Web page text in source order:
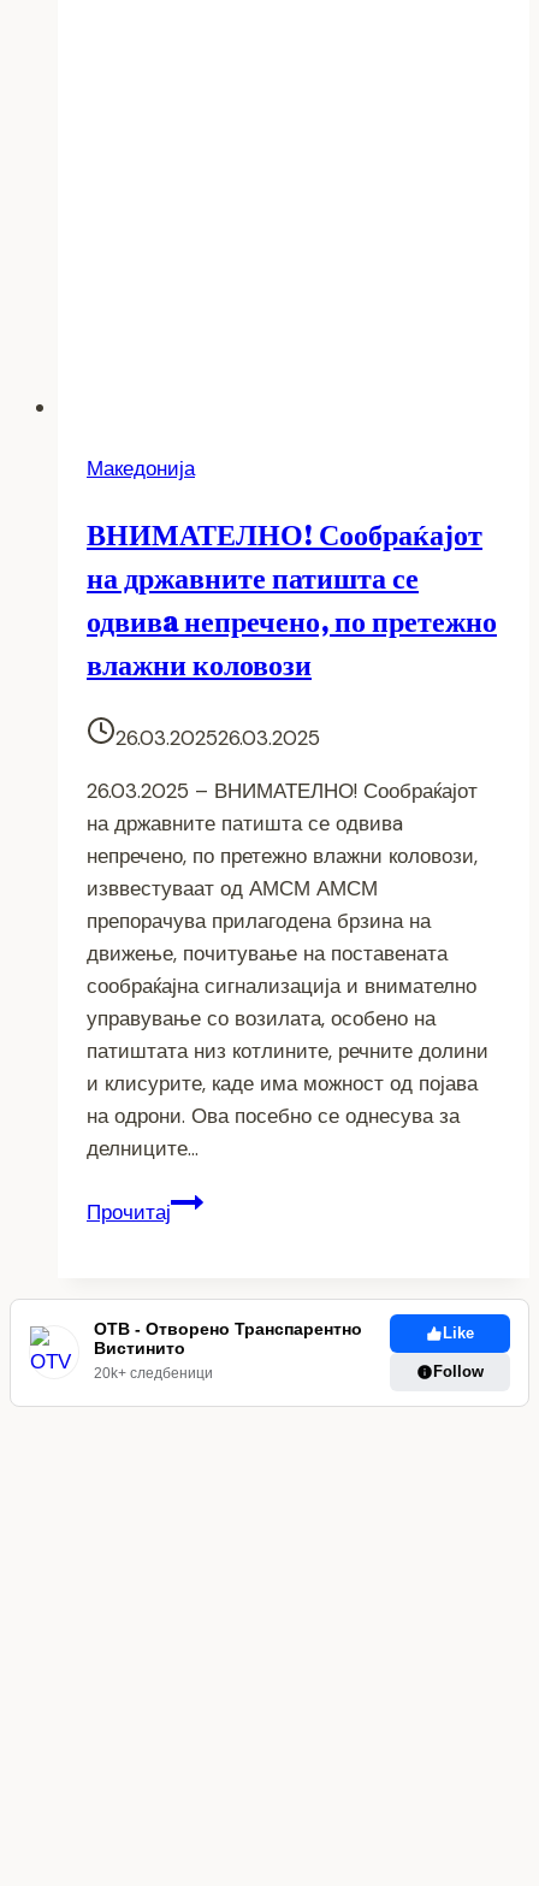
Македонија
ВНИМАТЕЛНО! Сообраќајот
на државните патишта се
одвивa непречено, по претежно
влажни коловози
26.03.202526.03.2025
26.03.2025 – ВНИМАТЕЛНО! Сообраќајот
на државните патишта се одвивa
непречено, по претежно влажни коловози,
изввестуваат од АМСМ АМСМ
препорачува прилагодена брзина на
движење, почитување на поставената
сообраќајна сигнализација и внимателно
управување со возилата, особено на
патиштата низ котлините, речните долини
и клисурите, каде има можност од појава
на одрони. Ова посебно се однесува за
делниците…
ПрочитајВНИМАТЕЛНО!
државните
патишта
се
ОТВ - Отворено Транспарентно
Вистинито
20k+ следбеници
Like
Follow